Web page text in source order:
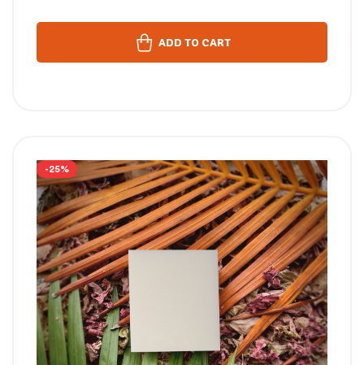
ADD TO CART
-25%